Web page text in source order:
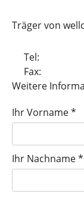
Träger von
Tel:
Fax:
Weitere
Ihr Vorname *
Ihr Nachname *